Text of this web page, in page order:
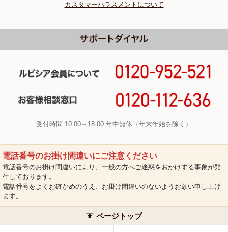
カスタマーハラスメントについて
受付時間 10:00～18:00 年中無休（年末年始を除く）
電話番号のお掛け間違いにご注意ください
電話番号のお掛け間違いにより、一般の方へご迷惑をおかけする事象が発
生しております。
電話番号をよくお確かめのうえ、お掛け間違いのないようお願い申し上げ
ます。
ページトップ